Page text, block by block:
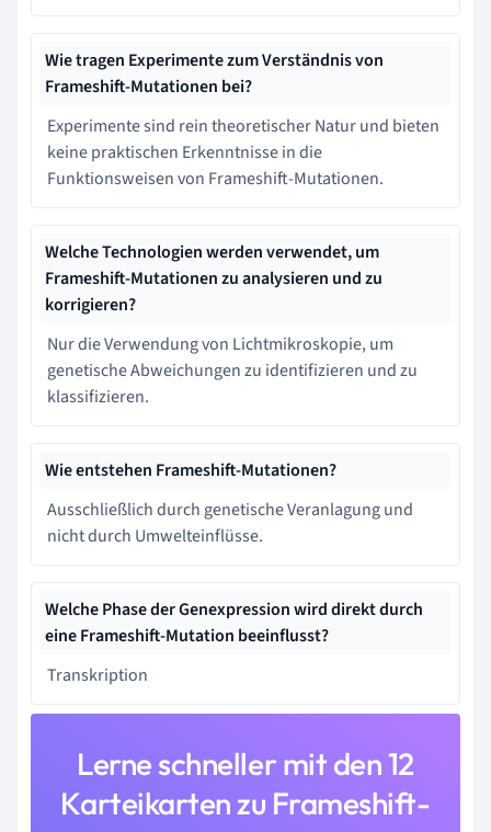
Wie tragen Experimente zum Verständnis von
Frameshift-Mutationen bei?
Experimente sind rein theoretischer Natur und bieten
keine praktischen Erkenntnisse in die
Funktionsweisen von Frameshift-Mutationen.
Welche Technologien werden verwendet, um
Frameshift-Mutationen zu analysieren und zu
korrigieren?
Nur die Verwendung von Lichtmikroskopie, um
genetische Abweichungen zu identifizieren und zu
klassifizieren.
Wie entstehen Frameshift-Mutationen?
Ausschließlich durch genetische Veranlagung und
nicht durch Umwelteinflüsse.
Welche Phase der Genexpression wird direkt durch
eine Frameshift-Mutation beeinflusst?
Transkription
Lerne schneller mit den 12
Karteikarten zu Frameshift-